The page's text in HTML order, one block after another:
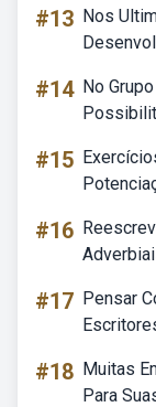
#13 Nos
#14 No
#15
#16
#17 Pensar
#18 Muitas
Para